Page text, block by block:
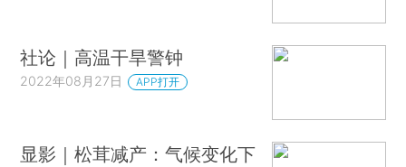
社论｜高温干旱警钟
2022年08月27日 APP打开
显影｜松茸减产：气候变化下